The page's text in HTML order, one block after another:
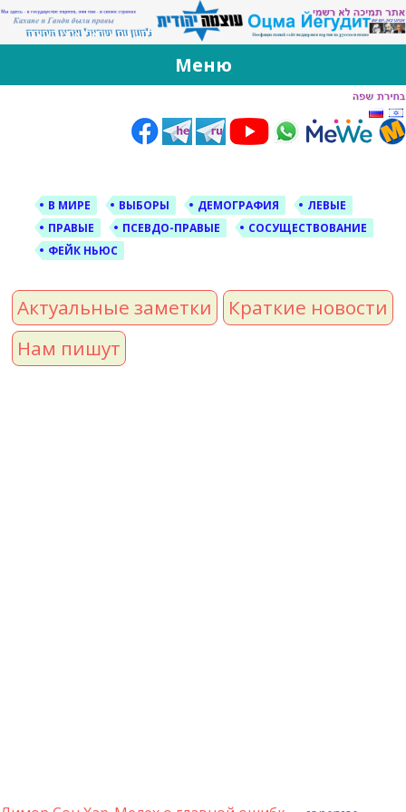
За Оцма Йегудит
עוצמה יהודית ברוסית ובעברית
Меню
В МИРЕ ВЫБОРЫ ДЕМОГРАФИЯ
ЛЕВЫЕ
ПРАВЫЕ
ПСЕВДО-ПРАВЫЕ
СОСУЩЕСТВОВАНИЕ
ФЕЙК НЬЮС
Актуальные заметки
Краткие новости
Нам пишут